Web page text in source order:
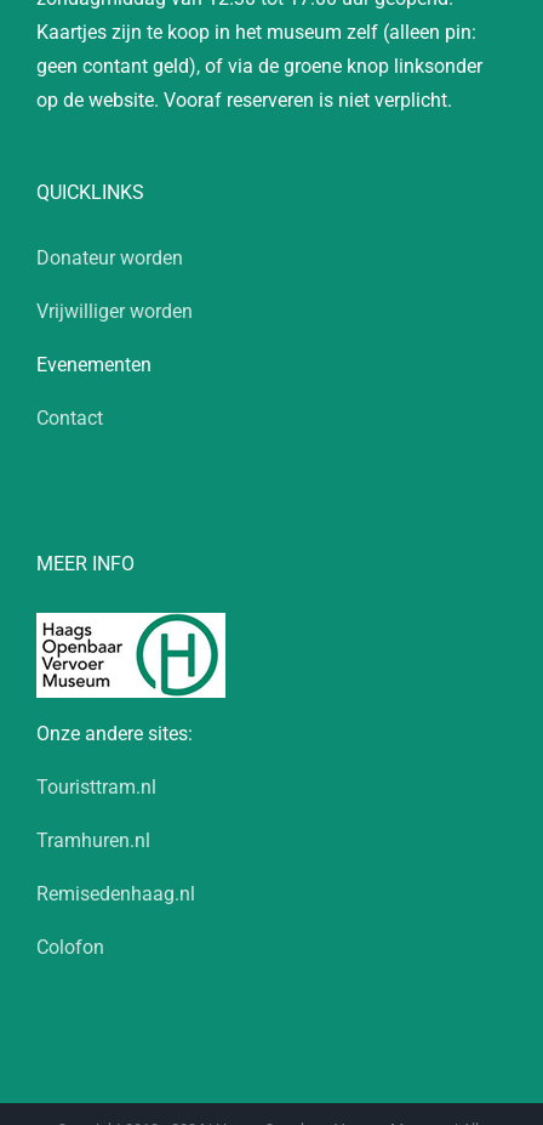
Kaartjes zijn te koop in het museum zelf (alleen pin:
geen contant geld), of via de groene knop linksonder
op de website. Vooraf reserveren is niet verplicht.
QUICKLINKS
Donateur worden
Vrijwilliger worden
Evenementen
Contact
MEER INFO
Onze andere sites:
Touristtram.nl
Tramhuren.nl
Remisedenhaag.nl
Colofon